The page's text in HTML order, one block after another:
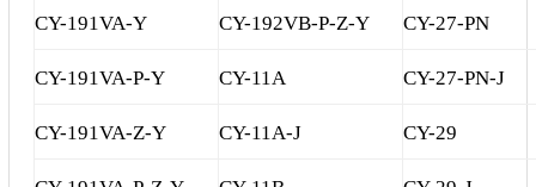
CY-191VA-Y CY-192VB-P-Z-Y CY-27-PN
CY-191VA-P-Y CY-11A CY-27-PN-J
CY-191VA-Z-Y CY-11A-J CY-29